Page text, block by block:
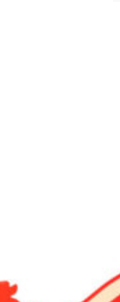
и искусства